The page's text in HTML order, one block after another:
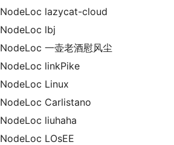
NodeLoc lazycat-cloud
NodeLoc lbj
NodeLoc 一壶老酒慰风尘
NodeLoc linkPike
NodeLoc Linux
NodeLoc Carlistano
NodeLoc liuhaha
NodeLoc LOsEE